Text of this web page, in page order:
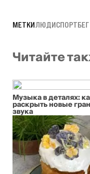
МЕТКИЛЮДИСПОРТБЕГ
Читайте
Музыка в деталях:
раскрыть новые
звука